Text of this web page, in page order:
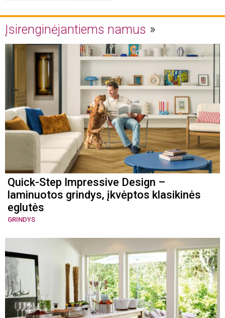
Įsirenginėjantiems namus
Quick-Step Impressive Design –
laminuotos grindys, įkvėptos klasikinės
eglutės
GRINDYS